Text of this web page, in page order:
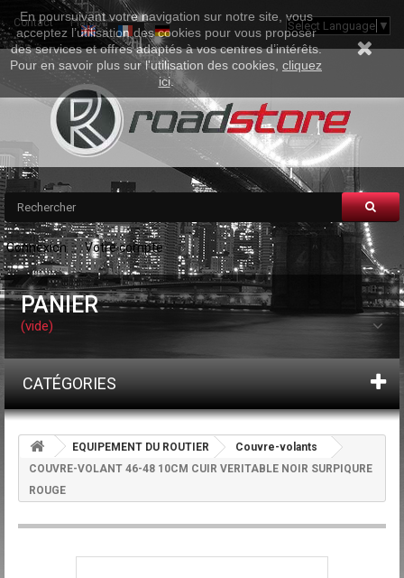
Contact Plan Du Site Select Language ▼
Connexion Votre compte
PANIER
(vide)
CATÉGORIES
EQUIPEMENT DU ROUTIER
Couvre-volants
COUVRE-VOLANT 46-48 10CM CUIR VERITABLE NOIR SURPIQURE
ROUGE
En poursuivant votre navigation sur notre site, vous
acceptez l’utilisation des cookies pour vous proposer
des services et offres adaptés à vos centres d’intérêts.
Pour en savoir plus sur l'utilisation des cookies, cliquez
ici.